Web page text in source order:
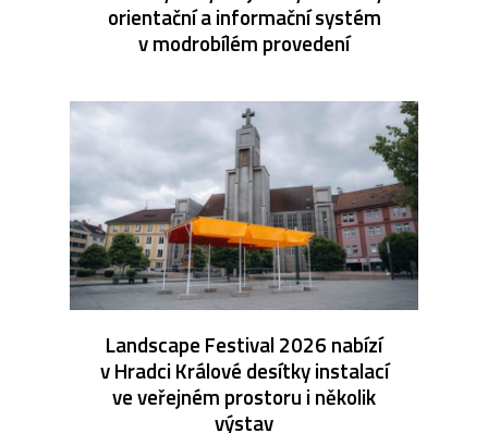
orientační a informační systém
v modrobílém provedení
Landscape Festival 2026 nabízí
v Hradci Králové desítky instalací
ve veřejném prostoru i několik
výstav